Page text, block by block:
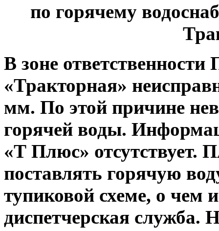
по горячему
В зоне
«Тракторная»
мм. По этой причине
горячей воды.
«Т Плюс» отсутствует.
поставлять горячую
тупиковой схеме, о чем
диспетчерская служба.